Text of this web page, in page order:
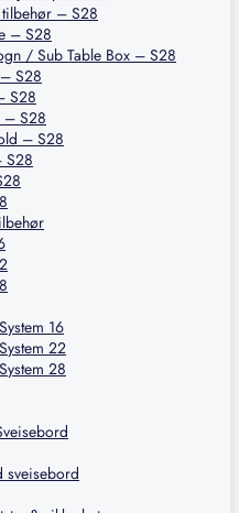
tilbehør – S28
– S28
/ Sub Table Box – S28
S28
S28
– S28
– S28
S28
16
22
28
sveisebord